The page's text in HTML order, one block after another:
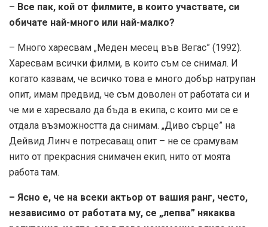
– Все пак, кой от филмите, в които участвате, си
обичате най-много или най-малко?
– Много харесвам „Меден месец във Вегас” (1992).
Харесвам всички филми, в които съм се снимал. И
когато казвам, че всичко това е много добър натрупан
опит, имам предвид, че съм доволен от работата си и
че ми е харесвало да бъда в екипа, с които ми се е
отдала възможността да снимам. „Диво сърце” на
Дейвид Линч е потресаващ опит – не се срамувам
нито от прекрасния снимачен екип, нито от моята
работа там.
– Ясно е, че на всеки актьор от вашия ранг, често,
независимо от работата му, се „лепва” някаква